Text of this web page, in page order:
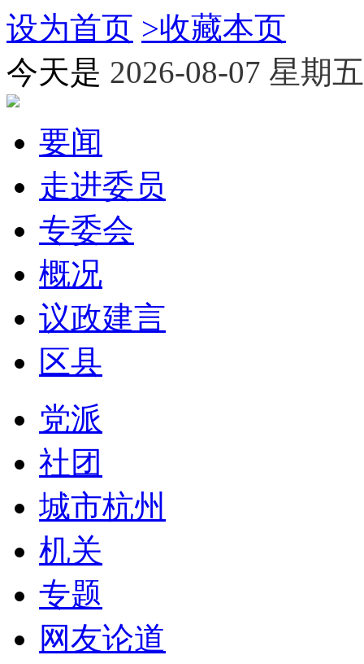
设为首页 >收藏本页
今天是 2026-08-07 星期五
要闻
走进委员
专委会
概况
议政建言
区县
党派
社团
城市杭州
机关
专题
网友论道